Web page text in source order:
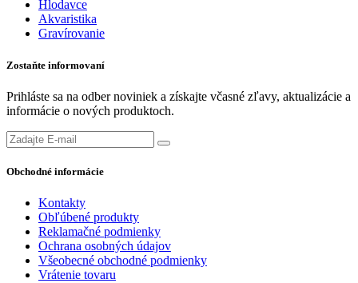
Hlodavce
Akvaristika
Gravírovanie
Zostaňte informovaní
Prihláste sa na odber noviniek a získajte včasné zľavy, aktualizácie a
informácie o nových produktoch.
Obchodné informácie
Kontakty
Obľúbené produkty
Reklamačné podmienky
Ochrana osobných údajov
Všeobecné obchodné podmienky
Vrátenie tovaru